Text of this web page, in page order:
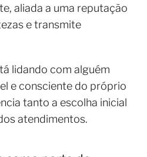
aliada a uma reputação
e transmite
lidando com alguém
e consciente do próprio
tanto a escolha inicial
atendimentos.